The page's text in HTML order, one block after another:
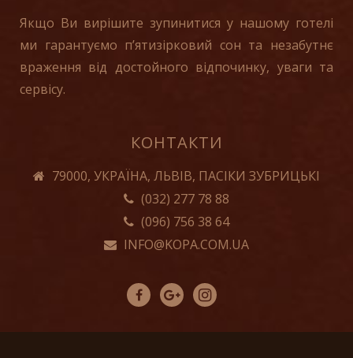
Якщо Ви вирішите зупинитися у нашому готелі
ми гарантуємо п’ятизірковий сон та незабутнє
враження від достойного відпочинку, уваги та
сервісу.
КОНТАКТИ
79000, УКРАЇНА, ЛЬВІВ, ПАСІКИ ЗУБРИЦЬКІ
(032) 277 78 88
(096) 756 38 64
INFO@KOPA.COM.UA